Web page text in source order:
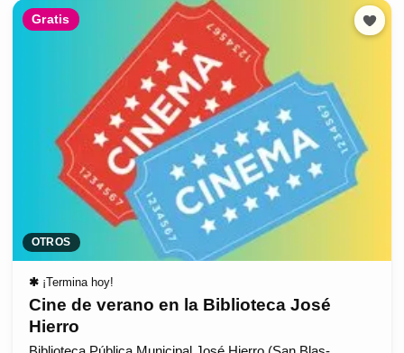
Gratis
OTROS
✱ ¡Termina hoy!
Cine de verano en la Biblioteca José
Hierro